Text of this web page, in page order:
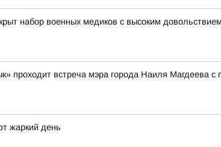
набор военных медиков с высоким довольствием
проходит встреча мэра города Наиля Магдеева
жаркий день